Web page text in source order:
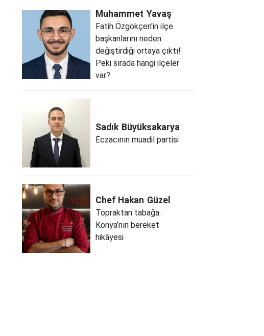
Muhammet Yavaş
Fatih Özgökçen'in ilçe
başkanlarını neden
değiştirdiği ortaya çıktı!
Peki sırada hangi ilçeler
var?
Sadık Büyüksakarya
Eczacının muadil partisi
Chef Hakan Güzel
Topraktan tabağa:
Konya’nın bereket
hikâyesi